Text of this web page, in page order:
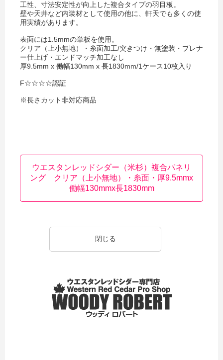
工性、寸法安定性が向上した複合タイプの羽目板。
壁や天井など内装材として使用の他に、軒天でも多くの使
用実績があります。
表面には1.5mmの単板を使用。
クリア（上小無地）・糸面加工/突きつけ・無塗装・プレナ
ー仕上げ・エンドマッチ加工なし
厚9.5mm x 働幅130mm x 長1830mm/1ケース10枚入り
F☆☆☆☆認証
※長さカット非対応商品
ウエスタンレッドシダー（米杉）複合パネリ
ング クリア（上小無地）・糸面・厚9.5mmx
働幅130mmx長1830mm
閉じる